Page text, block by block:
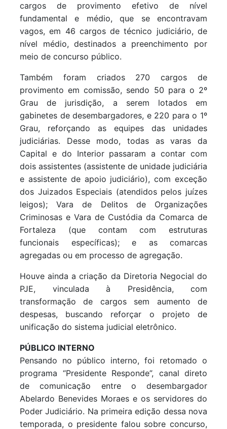
cargos de provimento efetivo de nível
fundamental e médio, que se encontravam
vagos, em 46 cargos de técnico judiciário, de
nível médio, destinados a preenchimento por
meio de concurso público.
Também foram criados 270 cargos de
provimento em comissão, sendo 50 para o 2º
Grau de jurisdição, a serem lotados em
gabinetes de desembargadores, e 220 para o 1º
Grau, reforçando as equipes das unidades
judiciárias. Desse modo, todas as varas da
Capital e do Interior passaram a contar com
dois assistentes (assistente de unidade judiciária
e assistente de apoio judiciário), com exceção
dos Juizados Especiais (atendidos pelos juízes
leigos); Vara de Delitos de Organizações
Criminosas e Vara de Custódia da Comarca de
Fortaleza (que contam com estruturas
funcionais específicas); e as comarcas
agregadas ou em processo de agregação.
Houve ainda a criação da Diretoria Negocial do
PJE, vinculada à Presidência, com
transformação de cargos sem aumento de
despesas, buscando reforçar o projeto de
unificação do sistema judicial eletrônico.
PÚBLICO INTERNO
Pensando no público interno, foi retomado o
programa “Presidente Responde”, canal direto
de comunicação entre o desembargador
Abelardo Benevides Moraes e os servidores do
Poder Judiciário. Na primeira edição dessa nova
temporada, o presidente falou sobre concurso,